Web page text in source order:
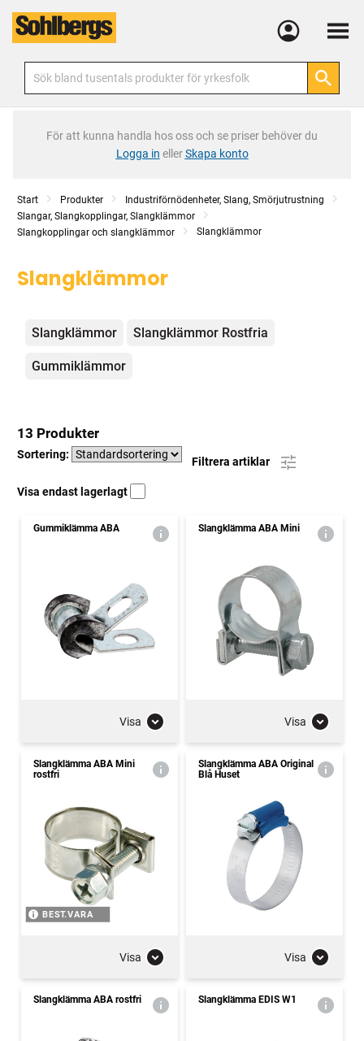
Meny
För att kunna handla hos oss och se priser behöver du
Logga in ellerSkapa konto
Start Produkter
Industriförnödenheter, Slang, Smörjutrustning
Slangar, Slangkopplingar, Slangklämmor
Slangkopplingar och slangklämmor
Slangklämmor
Slangklämmor
Kategorier
Slangklämmor Slangklämmor Rostfria
Gummiklämmor
13 Produkter
Sortering:
Filtrera artiklar
Visa endast lagerlagt
Gummiklämma ABA
Visa
Slangklämma ABA Mini
Visa
Slangklämma ABA Mini
rostfri
BEST.VARA
Visa
Slangklämma ABA Original
Blå Huset
Visa
Slangklämma ABA rostfri Slangklämma EDIS W1